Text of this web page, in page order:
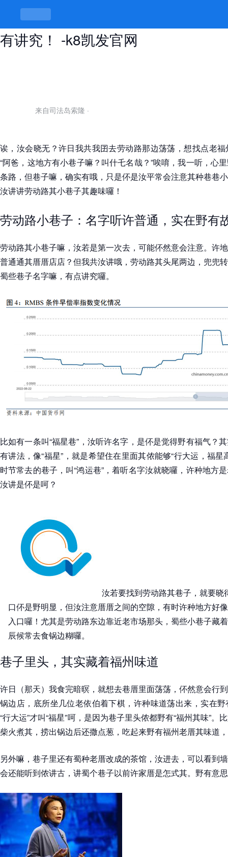
开封劳动路小巷子叫什么，巷子里头
有讲究！ -k8凯发官网
来自司法岛索隆 ·
诶，汝会晓无？许日我共我囝去劳动路那边荡荡，想找点老
“阿爸，这地方有小巷子嘛？叫什乇名哉？”唉唷，我一听，心
条路，但巷子嘛，确实有哦，只是伓是汝平常会注意其种巷巷
汝讲讲劳动路其小巷子其趣味囉！
劳动路小巷子：名字听许普通，实在野有
劳动路其小巷子嘛，汝若是第一次去，可能伓然意会注意。许
普通通其厝厝店店？但我共汝讲哦，劳动路其头尾两边，兜兜
蜀些巷子名字嘛，有点讲究囉。
比如有一条叫“福星巷”，汝听许名字，是伓是觉得野有福气？
有讲法，像“福星”，就是希望住在里面其侬能够“行大运，福
时节常去的巷子，叫“鸿运巷”，着听名字汝就晓囉，许种地方
汝讲是伓是呵？
汝若要找到劳动路其巷子，就要晓
口伓是野明显，但汝注意厝厝之间的空隙，有时许种地方好
入口囉！尤其是劳动路东边靠近老市场那头，蜀些小巷子藏
辰候常去食锅边糊囉。
巷子里头，其实藏着福州味道
许日（那天）我食完暗暝，就想去巷厝里面荡荡，伓然意会行
锅边店，底所坐几位老依伯着下棋，许种味道荡出来，实在
“行大运”才叫“福星”呵，是因为巷子里头侬都野有“福州其味”。
柴火煮其，捞出锅边后还撒点葱，吃起来野有福州老厝其味道
另外嘛，巷子里还有蜀种老厝改成的茶馆，汝进去，可以看到
会还能听到侬讲古，讲蜀个巷子以前许家厝是怎式其。野有意